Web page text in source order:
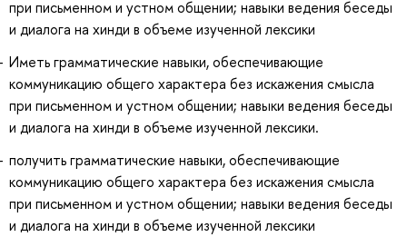
при письменном и устном общении; навыки ведения беседы
и диалога на хинди в объеме изученной лексики
Иметь грамматические навыки, обеспечивающие
коммуникацию общего характера без искажения смысла
при письменном и устном общении; навыки ведения беседы
и диалога на хинди в объеме изученной лексики.
получить грамматические навыки, обеспечивающие
коммуникацию общего характера без искажения смысла
при письменном и устном общении; навыки ведения беседы
и диалога на хинди в объеме изученной лексики